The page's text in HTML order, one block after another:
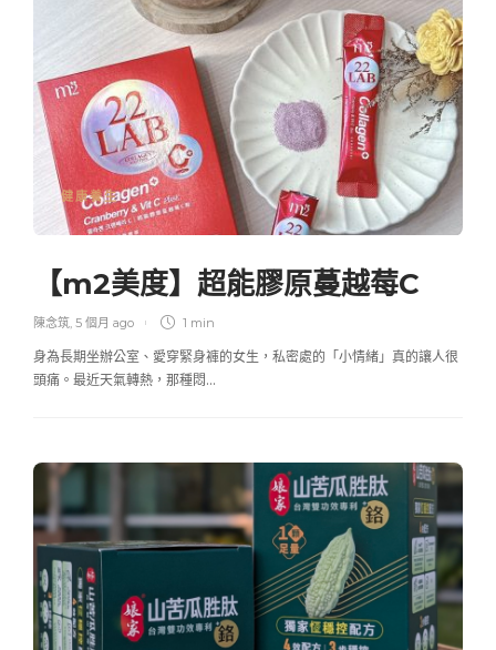
健康養生
【m2美度】超能膠原蔓越莓C
陳念筑, 5 個月 ago 1 min
身為長期坐辦公室、愛穿緊身褲的女生，私密處的「小情緒」真的讓人很
頭痛。最近天氣轉熱，那種悶…